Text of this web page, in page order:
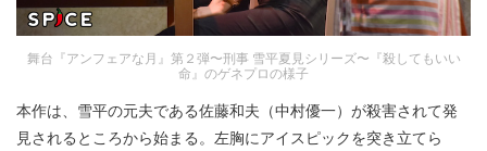
舞台『アンフェアな月』第２弾〜刑事 雪平夏見シリーズ〜『殺してもいい
命』のゲネプロの様子
本作は、雪平の元夫である佐藤和夫（中村優一）が殺害されて発
見されるところから始まる。左胸にアイスピックを突き立てら